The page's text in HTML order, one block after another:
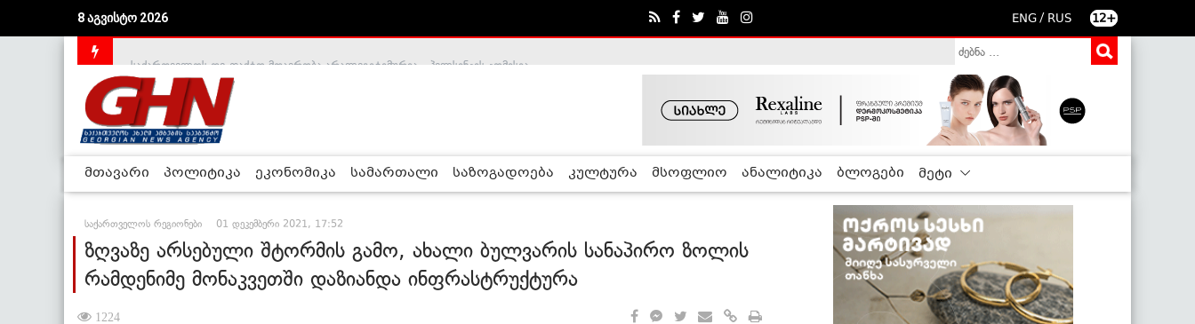
8 აგვისტო 2026 ENG / RUS 12+
მთავარი პოლიტიკა ეკონომიკა სამართალი საზოგადოება კულტურა მსოფლიო ანალიტიკა ბლოგები მეტი
საქართველოს რეგიონები 01 დეკემბერი 2021, 17:52
ზღვაზე არსებული შტორმის გამო, ახალი ბულვარის სანაპირო ზოლის
რამდენიმე მონაკვეთში დაზიანდა ინფრასტრუქტურა
1224